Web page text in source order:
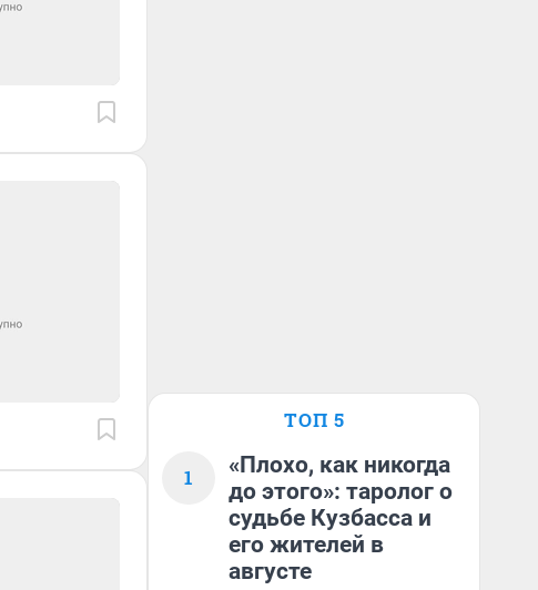
ТОП 5
1
«Плохо, как никогда
до этого»: таролог о
судьбе Кузбасса и
его жителей в
августе